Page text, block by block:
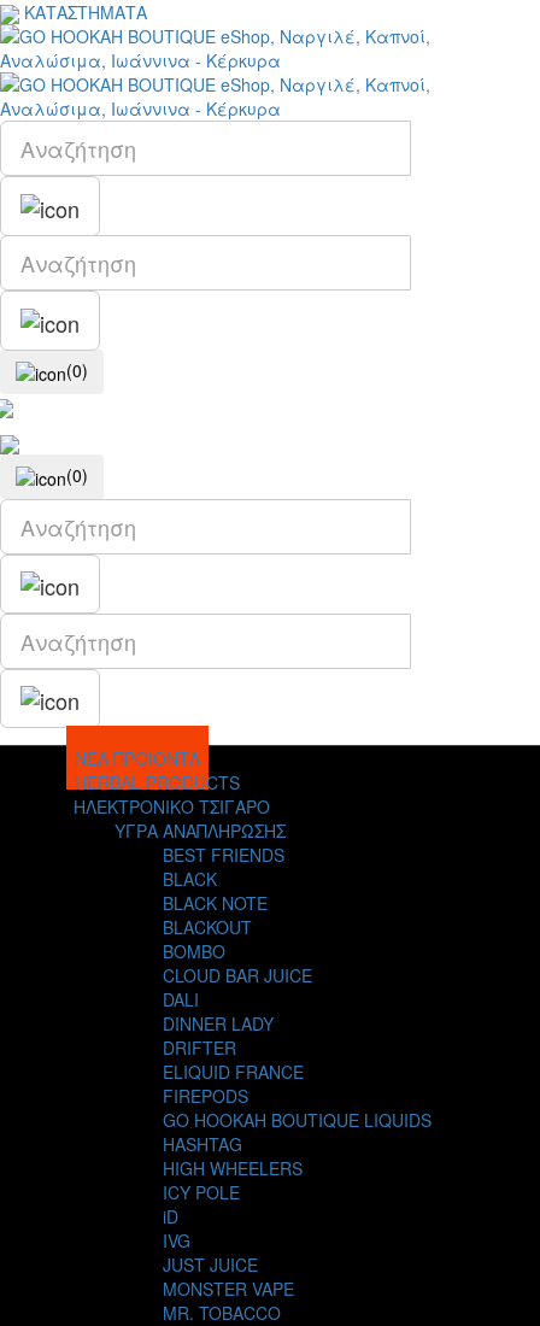
ΚΑΤΑΣΤΗΜΑΤΑ
(0)
(0)
ΝΕΑ ΠΡΟΪΟΝΤΑ
HERBAL PRODUCTS
ΗΛΕΚΤΡΟΝΙΚΟ ΤΣΙΓΑΡΟ
ΥΓΡΑ ΑΝΑΠΛΗΡΩΣΗΣ
BEST FRIENDS
BLACK
BLACK NOTE
BLACKOUT
BOMBO
CLOUD BAR JUICE
DALI
DINNER LADY
DRIFTER
ELIQUID FRANCE
FIREPODS
GO HOOKAH BOUTIQUE LIQUIDS
HASHTAG
HIGH WHEELERS
ICY POLE
iD
IVG
JUST JUICE
MONSTER VAPE
MR. TOBACCO